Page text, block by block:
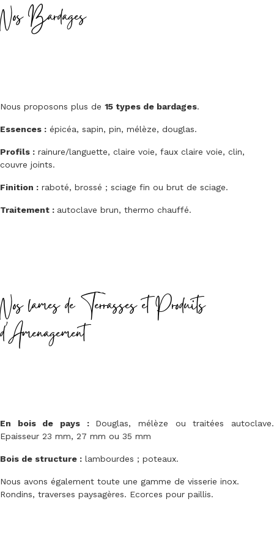
Nos Bardages
Nous proposons plus de 15 types de bardages.
Essences : épicéa, sapin, pin, mélèze, douglas.
Profils : rainure/languette, claire voie, faux claire voie, clin,
couvre joints.
Finition : raboté, brossé ; sciage fin ou brut de sciage.
Traitement : autoclave brun, thermo chauffé.
Nos lames de Terrasses et Produits
d'Amenagement
En bois de pays : Douglas, mélèze ou traitées autoclave.
Epaisseur 23 mm, 27 mm ou 35 mm
Bois de structure : lambourdes ; poteaux.
Nous avons également toute une gamme de visserie inox.
Rondins, traverses paysagères. Ecorces pour paillis.